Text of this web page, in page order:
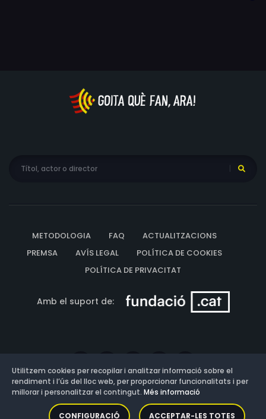
METODOLOGIA FAQ
ACTUALITZACIONS
PREMSA
AVÍS LEGAL
POLÍTICA DE COOKIES
POLÍTICA DE PRIVACITAT
Amb el suport de:
Versió: 3.13.0.202607011342
Utilitzem cookies per recopilar i analitzar informació sobre el
rendiment i l’ús del lloc web, per proporcionar funcionalitats i per
millorar i personalitzar el contingut. Més informació
CONFIGURACIÓ ACCEPTAR-LES TOTES